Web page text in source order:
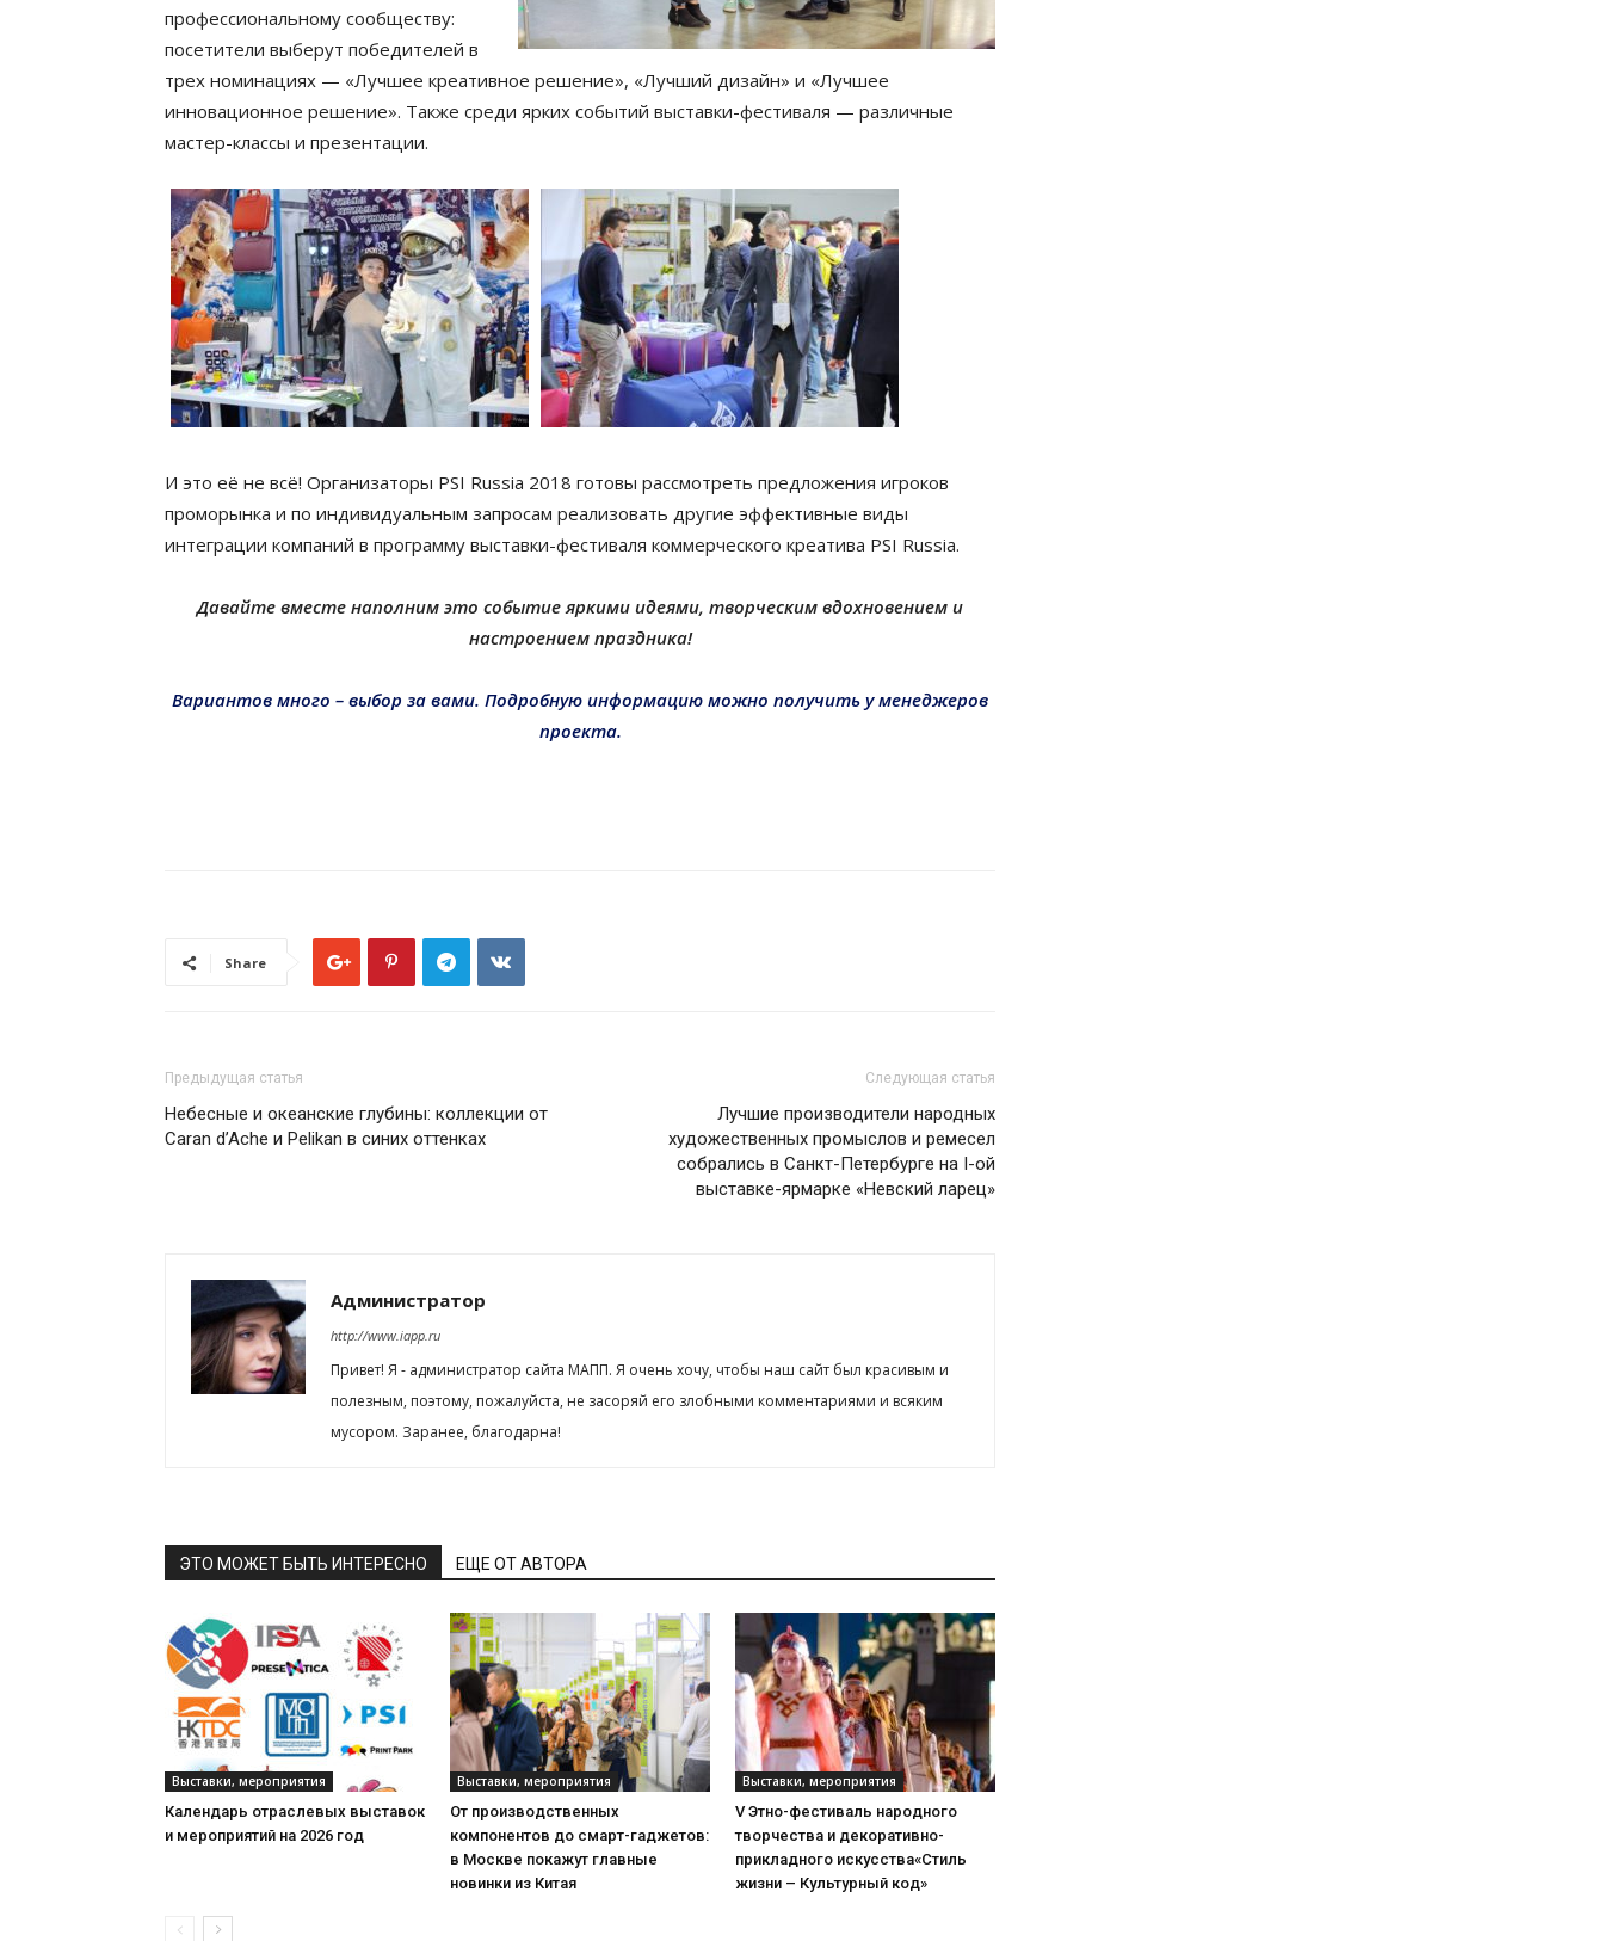
профессиональному сообществу:
посетители выберут победителей в
трех номинациях — «Лучшее креативное решение», «Лучший дизайн» и «Лучшее
инновационное решение». Также среди ярких событий выставки-фестиваля — различные
мастер-классы и презентации.
И это её не всё! Организаторы PSI Russia 2018 готовы рассмотреть предложения игроков
проморынка и по индивидуальным запросам реализовать другие эффективные виды
интеграции компаний в программу выставки-фестиваля коммерческого креатива PSI Russia.
Давайте вместе наполним это событие яркими идеями, творческим вдохновением и
настроением праздника!
Вариантов много – выбор за вами. Подробную информацию можно получить у менеджеров
проекта.
Share
Предыдущая статья
Небесные и океанские глубины: коллекции от
Caran d’Ache и Pelikan в синих оттенках
Следующая статья
Лучшие производители народных
художественных промыслов и ремесел
собрались в Санкт-Петербурге на I-ой
выставке-ярмарке «Невский ларец»
Администратор
http://www.iapp.ru
Привет! Я - администратор сайта МАПП. Я очень хочу, чтобы наш сайт был красивым и
полезным, поэтому, пожалуйста, не засоряй его злобными комментариями и всяким
мусором. Заранее, благодарна!
ЭТО МОЖЕТ БЫТЬ ИНТЕРЕСНО ЕЩЕ ОТ АВТОРА
Выставки, мероприятия
Календарь отраслевых выставок
и мероприятий на 2026 год
Выставки, мероприятия
От производственных
компонентов до смарт-гаджетов:
в Москве покажут главные
новинки из Китая
Выставки, мероприятия
V Этно-фестиваль народного
творчества и декоративно-
прикладного искусства«Стиль
жизни – Культурный код»